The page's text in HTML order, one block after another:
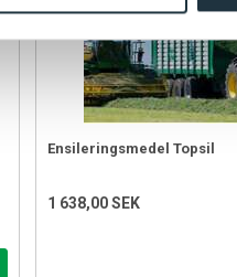
Ensileringsmedel Topsil
1 638,00 SEK